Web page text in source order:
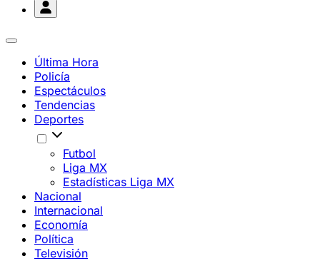
Última Hora
Policía
Espectáculos
Tendencias
Deportes
Futbol
Liga MX
Estadísticas Liga MX
Nacional
Internacional
Economía
Política
Televisión